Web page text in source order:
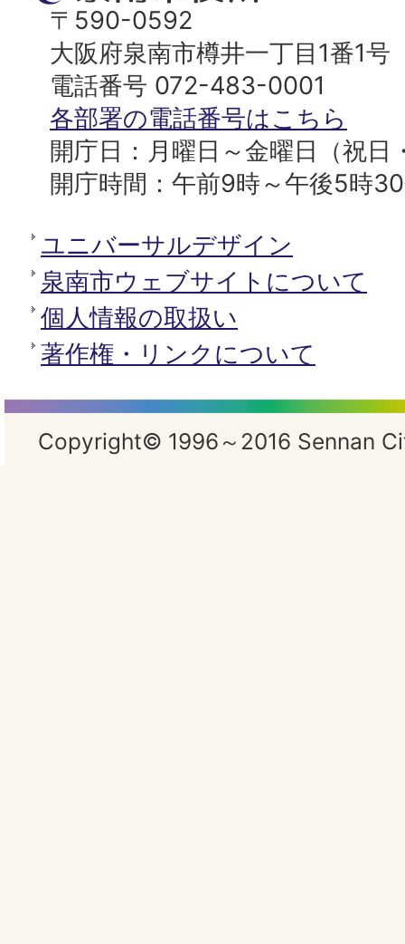
南
市
役
所
〒590-0592
大阪府泉南市樽井一丁目1番1号
電話番号 072-483-0001
各部署の電話番号はこちら
開庁日：月曜日～金曜日（祝日
開庁時間：午前9時～午後5時
ユニバーサルデザイン
泉南市ウェブサイトについて
個人情報の取扱い
著作権・リンクについて
Copyright© 1996～2016 Sennan